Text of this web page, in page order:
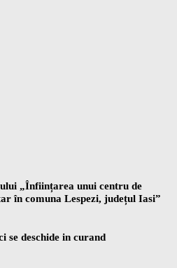
„Înființarea unui centru de
în comuna Lespezi, județul Iasi”
se deschide in curand